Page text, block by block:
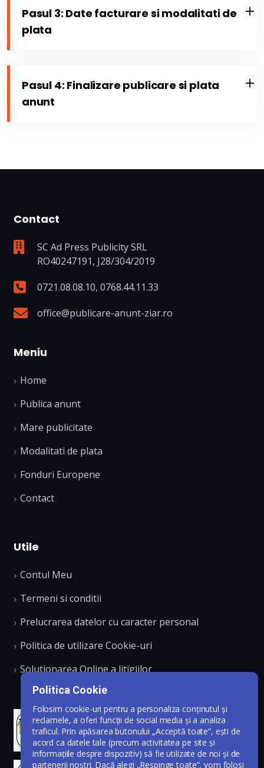
Pasul 3: Date facturare si modalitati de
plata
Pasul 4: Finalizare publicare si plata
anunt
Contact
SC Ad Press Publicity SRL
RO40247191, J28/304/2019
0721.08.08.10, 0768.44.11.33
office@publicare-anunt-ziar.ro
Meniu
Home
Publica anunt
Mare publicitate
Modalitati de plata
Fonduri Europene
Contact
Utile
Contul Meu
Termeni si conditii
Prelucrarea datelor cu caracter personal
Politica de utilizare Cookie-uri
Solutionarea Online a litigiilor
Politica Cookie
Folosim cookie-uri pentru a personaliza conținutul și
reclamele, a oferi funcții de social media și a analiza
traficul. Prin apăsarea butonului „Acceptă toate”, ești de
acord ca datele tale (precum activitatea pe site și
informațiile despre dispozitiv) să fie utilizate de noi și de
partenerii noștri. Dacă alegi „Respinge toate”, vom folosi